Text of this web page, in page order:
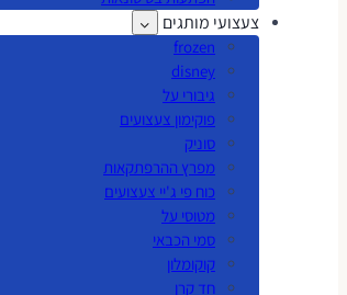
צעצועי מותגים
frozen
disney
גיבורי על
פוקימון צעצועים
סוניק
מפרץ ההרפתקאות
כוח פי ג'יי צעצועים
מטוסי על
סמי הכבאי
קוקומלון
חד קרן